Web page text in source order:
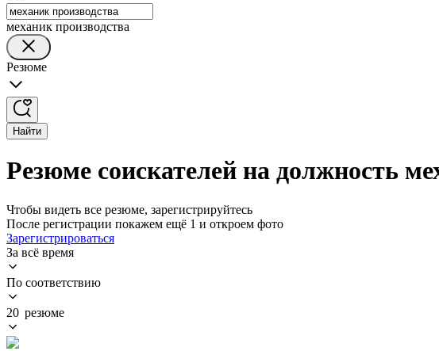
механик производства
Резюме
Найти
Резюме соискателей на должность
Чтобы видеть все резюме, зарегистрируйтесь
После регистрации покажем ещё 1 и откроем фото
Зарегистрироваться
За всё время
По соответствию
20 резюме